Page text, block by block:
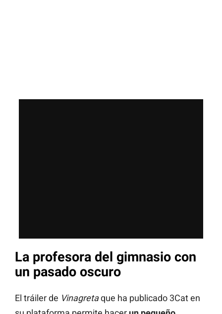
La profesora del gimnasio con
un pasado oscuro
El tráiler de Vinagretaque ha publicado 3Cat en